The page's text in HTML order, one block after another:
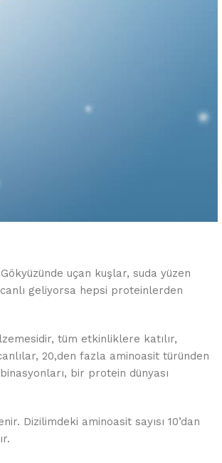
uçan kuşlar, suda yüzen
geliyorsa hepsi proteinlerden
tüm etkinliklere katılır,
20,den fazla aminoasit türünden
bir protein dünyası
Dizilimdeki aminoasit sayısı 10’dan